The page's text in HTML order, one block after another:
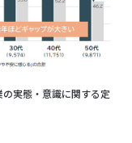
実態・意識に関する定